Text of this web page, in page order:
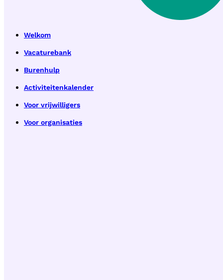
Welkom
Vacaturebank
Burenhulp
Activiteitenkalender
Voor vrijwilligers
Voor organisaties